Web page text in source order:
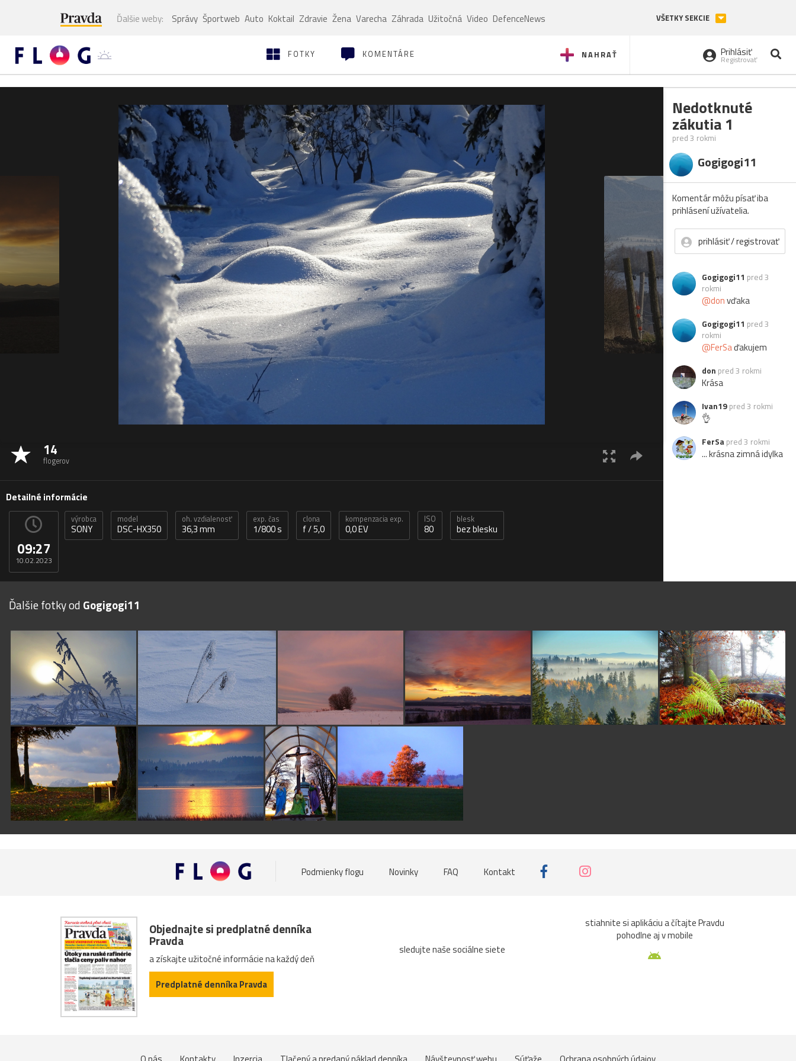
Ďalšie weby: Správy Športweb Auto Koktail Zdravie Žena Varecha Záhrada Užitočná Video DefenceNews VŠETKY SEKCIE
NAHRAŤ
FOTKY KOMENTÁRE Prihlásiť
Registrovať
14
flogerov
Detailné informácie
09:27
10.02.2023
výrobca
SONY
model
DSC-HX350
oh. vzdialenosť
36,3 mm
exp. čas
1/800 s
clona
f / 5,0
kompenzacia exp.
0,0 EV
ISO
80
blesk
bez blesku
Nedotknuté
zákutia 1
pred 3 rokmi
Gogigogi11
Komentár môžu písať iba
prihlásení užívatelia.
prihlásiť / registrovať
Gogigogi11 pred 3
rokmi
@donvďaka
Gogigogi11 pred 3
rokmi
@FerSaďakujem
don pred 3 rokmi
Krása
Ivan19 pred 3 rokmi
👌
FerSa pred 3 rokmi
... krásna zimná idylka
Ďalšie fotky od Gogigogi11
Podmienky flogu Novinky FAQ Kontakt
Objednajte si predplatné denníka
Pravda
a získajte užitočné informácie na každý deň
Predplatné denníka Pravda
sledujte naše sociálne siete
stiahnite si aplikáciu a čítajte Pravdu
pohodlne aj v mobile